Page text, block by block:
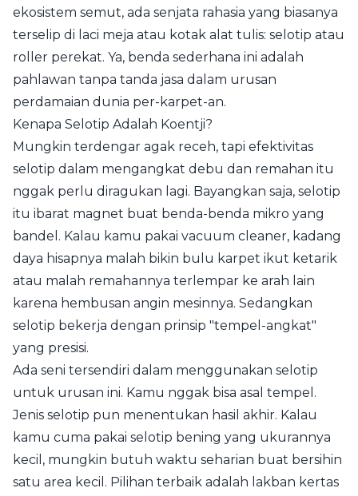
ekosistem semut, ada senjata rahasia yang biasanya
terselip di laci meja atau kotak alat tulis: selotip atau
roller perekat. Ya, benda sederhana ini adalah
pahlawan tanpa tanda jasa dalam urusan
perdamaian dunia per-karpet-an.
Kenapa Selotip Adalah Koentji?
Mungkin terdengar agak receh, tapi efektivitas
selotip dalam mengangkat debu dan remahan itu
nggak perlu diragukan lagi. Bayangkan saja, selotip
itu ibarat magnet buat benda-benda mikro yang
bandel. Kalau kamu pakai vacuum cleaner, kadang
daya hisapnya malah bikin bulu karpet ikut ketarik
atau malah remahannya terlempar ke arah lain
karena hembusan angin mesinnya. Sedangkan
selotip bekerja dengan prinsip "tempel-angkat"
yang presisi.
Ada seni tersendiri dalam menggunakan selotip
untuk urusan ini. Kamu nggak bisa asal tempel.
Jenis selotip pun menentukan hasil akhir. Kalau
kamu cuma pakai selotip bening yang ukurannya
kecil, mungkin butuh waktu seharian buat bersihin
satu area kecil. Pilihan terbaik adalah lakban kertas